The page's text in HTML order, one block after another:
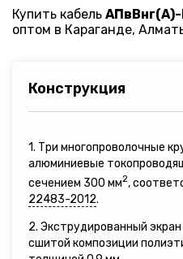
Купить кабель
оптом в Караганде,
Конструкция
1. Три многопроволочные
алюминиевые
сечением 300 мм2,
22483-2012.
2. Экструдированный
сшитой композиции